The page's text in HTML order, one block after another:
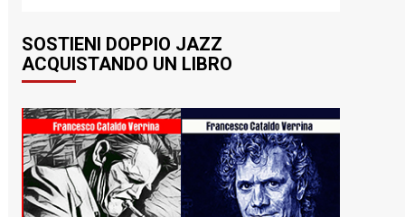
SOSTIENI DOPPIO JAZZ
ACQUISTANDO UN LIBRO